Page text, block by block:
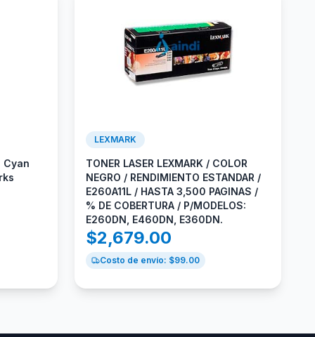
Cyan
LEXMARK
TONER LASER LEXMARK / COLOR
NEGRO / RENDIMIENTO ESTANDAR /
E260A11L / HASTA 3,500 PAGINAS /
% DE COBERTURA / P/MODELOS:
E260DN, E460DN, E360DN.
$2,679.00
Costo de envío: $99.00